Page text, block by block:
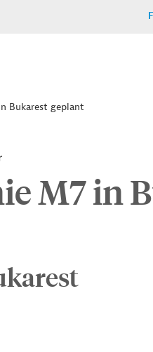
Bukarest geplant
M7 in